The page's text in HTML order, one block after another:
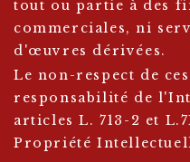
tout ou partie à des
commerciales, ni
d'œuvres dérivées.
Le non-respect de
responsabilité de
articles L. 713-2 et
Propriété